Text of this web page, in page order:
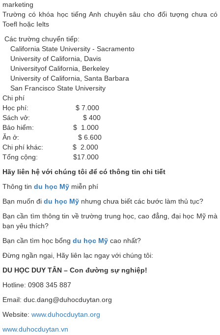
marketing
Trường có khóa học tiếng Anh chuyên sâu cho đối tượng chưa có
Toefl hoặc Ielts
Các trường chuyển tiếp:
California State University - Sacramento
University of California, Davis
Universityof California, Berkeley
University of California, Santa Barbara
San Francisco State University
Chi phí
Học phí: $ 7.000
Sách vở: $ 400
Bảo hiểm: $ 1.000
Ăn ở: $ 6.600
Chi phí khác: $ 2.000
Tổng cộng: $17.000
Hãy liên hệ với chúng tôi để có thông tin chi tiết
Thông tin du học Mỹ miễn phí
Bạn muốn đi du học Mỹ nhưng chưa biết các bước làm thủ tục?
Bạn cần tìm thông tin về trường trung học, cao đẳng, đại học Mỹ mà
bạn yêu thích?
Bạn cần tìm học bổng du học Mỹ cao nhất?
Đừng ngần ngại, Hãy liên lạc ngay với chúng tôi:
DU HỌC DUY TÂN – Con đường sự nghiệp!
Hotline: 0908 345 887
Email: duc.dang@duhocduytan.org
Website: www.duhocduytan.org
www.duhocduytan.vn